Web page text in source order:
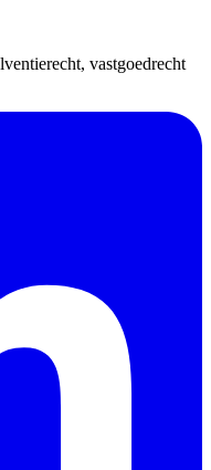
vastgoedrecht